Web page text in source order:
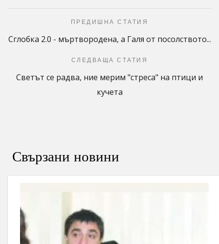
ПРЕДИШНА СТАТИЯ
Сглобка 2.0 - мъртвородена, а Галя от посолството...
СЛЕДВАЩА СТАТИЯ
Светът се радва, ние мерим "стреса" на птици и
кучета
Свързани новини